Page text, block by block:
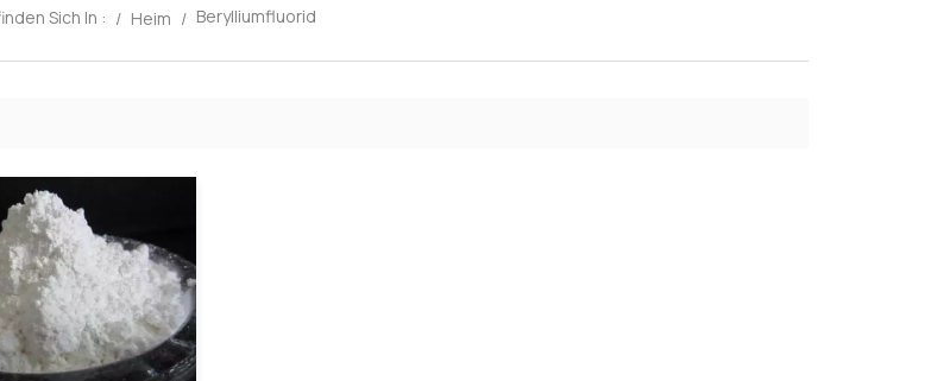
Sich In : / Heim / Berylliumfluorid